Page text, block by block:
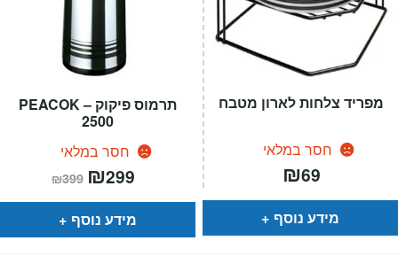
תרמוס פיקוק – PEACOK
2500
חסר במלאי
₪399 המחיר
המקורי
היה:
₪399.
₪299
הוא:
מידע נוסף
מפריד צלחות לארון מטבח
חסר במלאי
₪69
מידע נוסף